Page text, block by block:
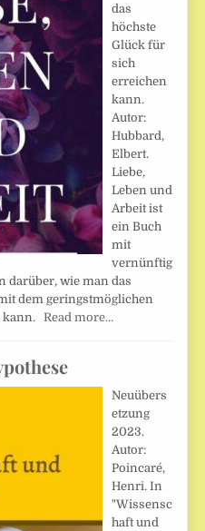
das
höchste
Glück für
sich
erreichen
kann.
Autor:
Hubbard,
Elbert.
Liebe,
Leben und
Arbeit ist
ein Buch
mit
vernünftig
darüber, wie man das
dem geringstmöglichen
kann.Read more…
Neuübers
etzung
2023.
Autor:
Poincaré,
Henri. In
"Wissensc
haft und